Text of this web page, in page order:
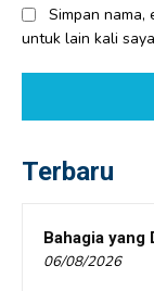
Simpan
untuk lain kali
Terbaru
Bahagia yang
06/08/2026